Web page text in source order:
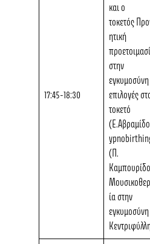
17:45-18:30
και ο
τοκετός
ητική
στην
εγκυμοσύνη
επιλογές
τοκετό
(Π.
ία στην